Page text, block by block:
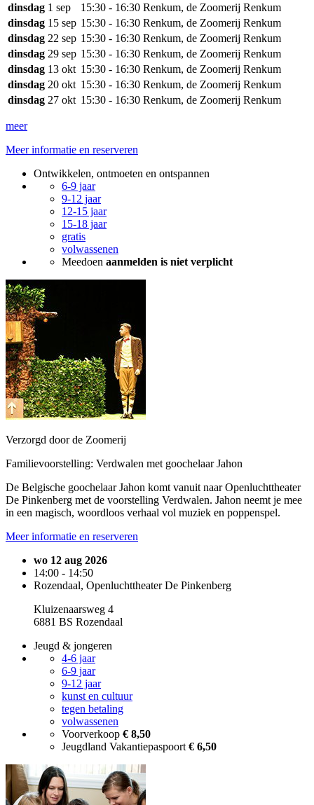
dinsdag 1 sep 15:30 - 16:30 Renkum, de Zoomerij Renkum
dinsdag 15 sep 15:30 - 16:30 Renkum, de Zoomerij Renkum
dinsdag 22 sep 15:30 - 16:30 Renkum, de Zoomerij Renkum
dinsdag 29 sep 15:30 - 16:30 Renkum, de Zoomerij Renkum
dinsdag 13 okt 15:30 - 16:30 Renkum, de Zoomerij Renkum
dinsdag 20 okt 15:30 - 16:30 Renkum, de Zoomerij Renkum
dinsdag 27 okt 15:30 - 16:30 Renkum, de Zoomerij Renkum
meer
Meer informatie en reserveren
Ontwikkelen, ontmoeten en ontspannen
6-9 jaar
9-12 jaar
12-15 jaar
15-18 jaar
gratis
volwassenen
Meedoen aanmelden is niet verplicht
Verzorgd door de Zoomerij
Familievoorstelling: Verdwalen met goochelaar Jahon
De Belgische goochelaar Jahon komt vanuit naar Openluchttheater
De Pinkenberg met de voorstelling Verdwalen. Jahon neemt je mee
in een magisch, woordloos verhaal vol muziek en poppenspel.
Meer informatie en reserveren
wo 12 aug 2026
14:00 - 14:50
Rozendaal, Openluchttheater De Pinkenberg
Kluizenaarsweg 4
6881 BS Rozendaal
Jeugd & jongeren
4-6 jaar
6-9 jaar
9-12 jaar
kunst en cultuur
tegen betaling
volwassenen
Voorverkoop € 8,50
Jeugdland Vakantiepaspoort € 6,50